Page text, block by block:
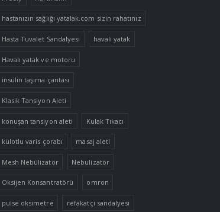
hastanızın sağlığı yatalak.com sizin rahatınız
Hasta Tuvalet Sandalyesi havalı yatak
Havalı yatak ve motoru
insülin taşıma çantası
Klasik Tansiyon Aleti
konuşan tansiyon aleti Kulak Tıkacı
külotlu varis çorabı masaj aleti
Mesh Nebülizatör Nebulizatör
Oksijen Konsantratörü omron
pulse oksimetre refakatçi sandalyesi